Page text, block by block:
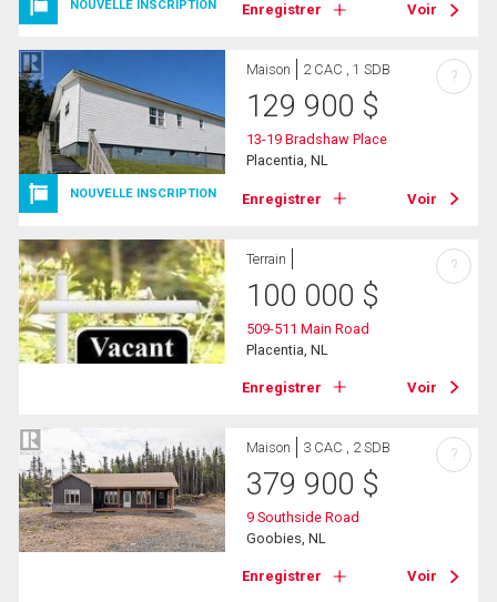
NOUVELLE INSCRIPTION Enregistrer Voir
NOUVELLE INSCRIPTION
Maison 2 CAC , 1 SDB
129 900 $
13-19 Bradshaw Place
Placentia, NL
Enregistrer Voir
?
Terrain
100 000 $
509-511 Main Road
Placentia, NL
Enregistrer Voir
?
Maison 3 CAC , 2 SDB
379 900 $
9 Southside Road
Goobies, NL
Enregistrer Voir
?